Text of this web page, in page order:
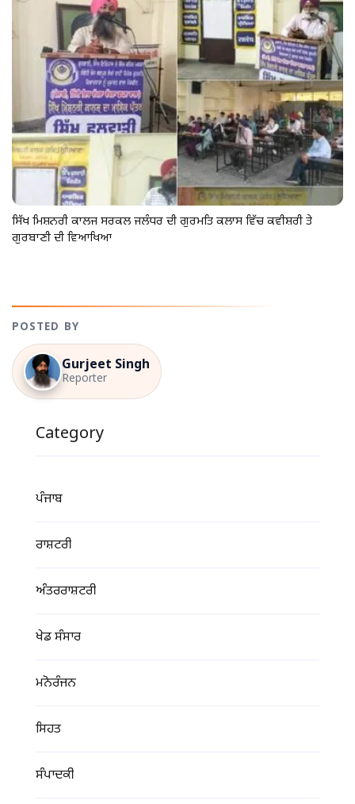
ਸਿੱਖ ਮਿਸ਼ਨਰੀ ਕਾਲਜ ਸਰਕਲ ਜਲੰਧਰ ਦੀ ਗੁਰਮਤਿ ਕਲਾਸ ਵਿੱਚ ਕਵੀਸ਼ਰੀ ਤੇ
ਗੁਰਬਾਣੀ ਦੀ ਵਿਆਖਿਆ
POSTED BY
Gurjeet Singh
Reporter
Category
ਪੰਜਾਬ
ਰਾਸ਼ਟਰੀ
ਅੰਤਰਰਾਸ਼ਟਰੀ
ਖੇਡ ਸੰਸਾਰ
ਮਨੋਰੰਜਨ
ਸਿਹਤ
ਸੰਪਾਦਕੀ